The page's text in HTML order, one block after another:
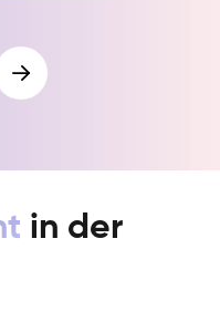
in der